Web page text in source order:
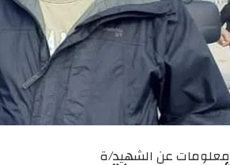
معلومات عن الشهيد/ة